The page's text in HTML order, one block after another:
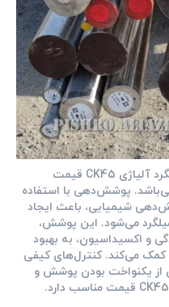
یکی از مراحل مهم در فرآیند تولید میلگرد آلیاژی CK45 قیمت
پوشش‌دهی با استفاده
شیمیایی، باعث ایجاد
می‌شود. این پوشش،
و اکسیداسیون، به بهبود
می‌کند. کنترل‌های کیفی
از یکنواخت بودن پوشش و